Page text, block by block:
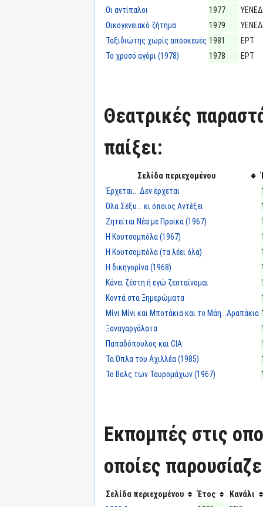
Οι αντίπαλοι
1977
ΥΕΝΕΔ
Οικογενειακό ζήτημα
1979
ΥΕΝΕΔ
Ταξιδιώτης χωρίς αποσκευές 1981
ΕΡΤ
Το χρυσό αγόρι (1978)
1978 ΕΡΤ
Θεατρικές
παίξει:
Σελίδα περιεχομένου
Έρχεται... Δεν έρχεται
Όλα Σέξυ... κι όποιος Αντέξει
Ζητείται Νέα με Προίκα (1967)
Η Κουτσομπόλα (1967)
Η Κουτσομπόλα (τα λέει όλα)
Η δικηγορίνα (1968)
Κάνει ζέστη ή εγώ ζεσταίνομαι
Κοντά στα Ξημερώματα
Μίνι Μίνι και Μποτάκια και το Μάη...Αραπάκια
Ξαναγαργάλατα
Παπαδόπουλος και CIA
Τα Όπλα του Αχιλλέα (1985)
Το Βαλς των Ταυρομάχων (1967)
Εκπομπές στις
οποίες
Σελίδα περιεχομένου Έτος
Κανάλι